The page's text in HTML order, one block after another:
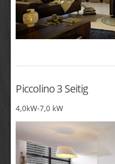
Piccolino 3 Seitig
4,0kW-7,0 kW